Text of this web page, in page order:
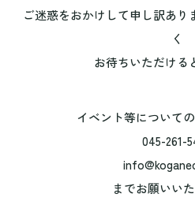
ご迷惑をおかけして申し訳あ
く
お待ちいただける
イベント等について
045-261-
までお願いいた